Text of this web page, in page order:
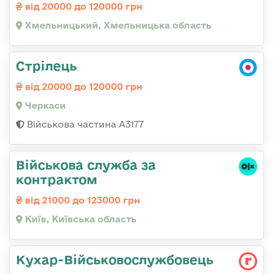
від 20000 до 120000 грн
Хмельницький, Хмельницька область
Стрілець
від 20000 до 120000 грн
Черкаси
Військова частина А3177
Військова служба за
контрактом
від 21000 до 123000 грн
Київ, Київська область
Кухар-Військовослужбовець